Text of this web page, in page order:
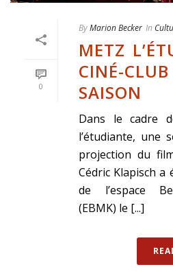
0
ByMarion Becker In
METZ
CINÉ-
SAISON
Dans le cadre
l’étudiante, une
projection du
Cédric Klapisch a
de l’espace
(EBMK) le [...]